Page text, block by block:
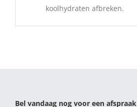
koolhydraten afbreken.
Bel vandaag nog voor een afspraak